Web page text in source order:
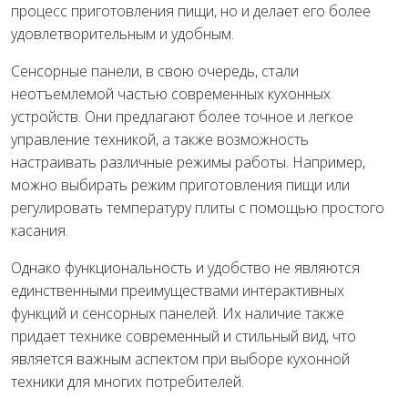
процесс приготовления пищи, но и делает его более
удовлетворительным и удобным.
Сенсорные панели, в свою очередь, стали
неотъемлемой частью современных кухонных
устройств. Они предлагают более точное и легкое
управление техникой, а также возможность
настраивать различные режимы работы. Например,
можно выбирать режим приготовления пищи или
регулировать температуру плиты с помощью простого
касания.
Однако функциональность и удобство не являются
единственными преимуществами интерактивных
функций и сенсорных панелей. Их наличие также
придает технике современный и стильный вид, что
является важным аспектом при выборе кухонной
техники для многих потребителей.